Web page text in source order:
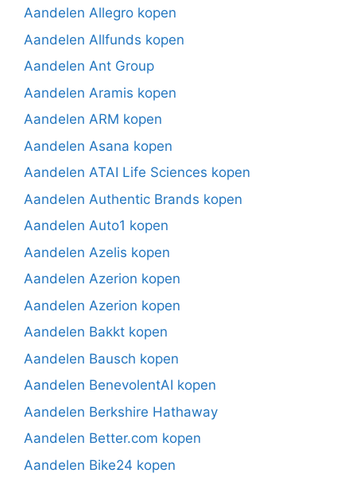
Aandelen Allegro kopen
Aandelen Allfunds kopen
Aandelen Ant Group
Aandelen Aramis kopen
Aandelen ARM kopen
Aandelen Asana kopen
Aandelen ATAI Life Sciences kopen
Aandelen Authentic Brands kopen
Aandelen Auto1 kopen
Aandelen Azelis kopen
Aandelen Azerion kopen
Aandelen Azerion kopen
Aandelen Bakkt kopen
Aandelen Bausch kopen
Aandelen BenevolentAI kopen
Aandelen Berkshire Hathaway
Aandelen Better.com kopen
Aandelen Bike24 kopen